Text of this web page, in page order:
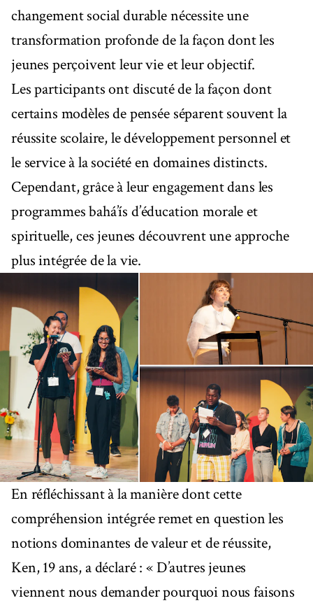
changement social durable nécessite une
transformation profonde de la façon dont les
jeunes perçoivent leur vie et leur objectif.
Les participants ont discuté de la façon dont
certains modèles de pensée séparent souvent la
réussite scolaire, le développement personnel et
le service à la société en domaines distincts.
Cependant, grâce à leur engagement dans les
programmes bahá’ís d’éducation morale et
spirituelle, ces jeunes découvrent une approche
plus intégrée de la vie.
En réfléchissant à la manière dont cette
compréhension intégrée remet en question les
notions dominantes de valeur et de réussite,
Ken, 19 ans, a déclaré : « D’autres jeunes
viennent nous demander pourquoi nous faisons